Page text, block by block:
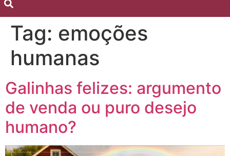
Tag: emoções
humanas
Galinhas felizes: argumento
de venda ou puro desejo
humano?